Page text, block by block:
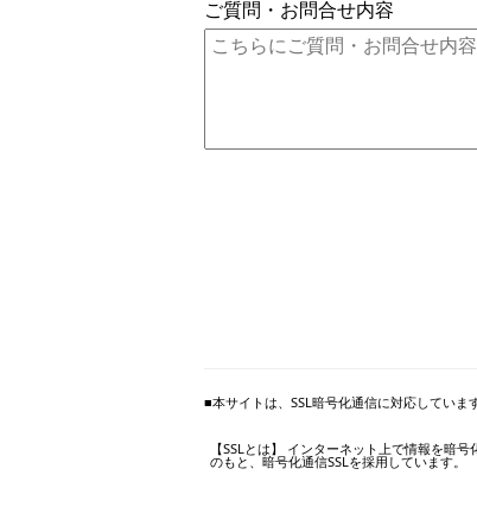
ご質問・お問合せ内容
■本サイトは、SSL暗号化通信に対応しています
【SSLとは】 インターネット上で情報を暗
のもと、暗号化通信SSLを採用しています。